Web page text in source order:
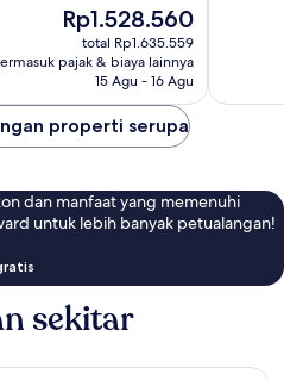
Harga
sekarang
Rp1.528.560
Rp1.528.560
total Rp1.635.559
pajak & biaya lainnya
15 Agu - 16 Agu
properti serupa
dan manfaat yang memenuhi
untuk lebih banyak petualangan!
sekitar